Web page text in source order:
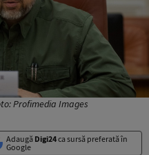
Profimedia Images
Adaugă Digi24ca sursă preferată în
Google